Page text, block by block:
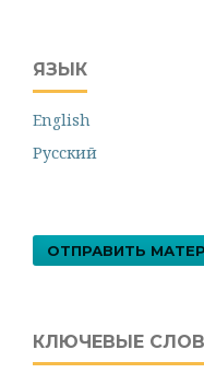
ЯЗЫК
English
Русский
ОТПРАВИТЬ
КЛЮЧЕВЫЕ